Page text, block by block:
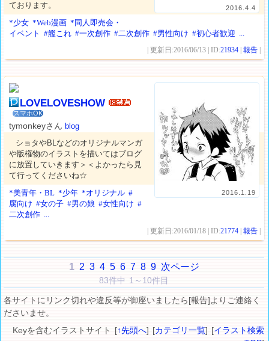
2016.4.4
ております。
*少女 *Web漫画 *同人即売会・
イベント
#艦これ #一次創作 #二次創作 #男性向け #初心者歓迎 ...
| 更新日:2016/06/13 | ID:21934 |報告
2016.1.19
LOVELOVESHOW
スマホOK
tymonkeyさんblog
ショタやBLなどのオリジナルマンガ
や版権物のイラストを描いてはブログ
に放置していきます＞＜よかったら見
て行ってくださいね☆
*美青年・BL *少年 *オリジナル #
腐向け #女の子 #男の娘 #女性向け #
二次創作 ...
| 更新日:2016/01/18 | ID:21774 |報告
1 2 3 4 5 6 7 8 9 次ページ
83件中 1～10件目
各サイトにリンク切れや違反等が御座いましたら[報告]よりご連絡く
ださいませ。
Keyを含むイラストサイト [↑先頭へ] [カテゴリ一覧] [イラスト検索